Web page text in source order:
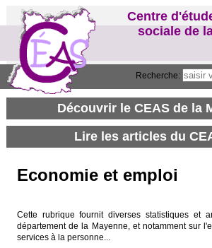
Recherche:
Centre
sociale de
Economie et emploi
Cette rubrique fournit diverses statistiques et
département de la Mayenne, et notamment sur
services à la personne...